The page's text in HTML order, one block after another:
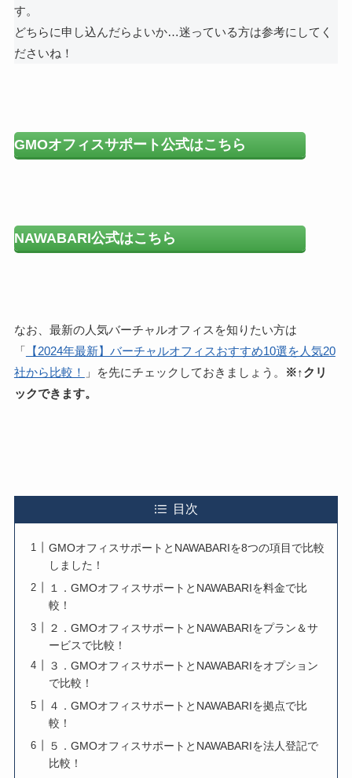
す。
どちらに申し込んだらよいか…迷っている方は参考にしてく
ださいね！
GMOオフィスサポート公式はこちら
NAWABARI公式はこちら
なお、最新の人気バーチャルオフィスを知りたい方は
「 【2024年最新】バーチャルオフィスおすすめ10選を人気20
社から比較！
」を先にチェックしておきましょう。
※↑クリ
ックできます。
目次
GMOオフィスサポートとNAWABARIを8つの項目で比較
しました！
１．GMOオフィスサポートとNAWABARIを料金で比
較！
２．GMOオフィスサポートとNAWABARIをプラン＆サ
ービスで比較！
３．GMOオフィスサポートとNAWABARIをオプション
で比較！
４．GMOオフィスサポートとNAWABARIを拠点で比
較！
５．GMOオフィスサポートとNAWABARIを法人登記で
比較！